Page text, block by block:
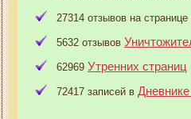
27314 отзывов на странице
5632 отзывов
62969 Утренних страниц
72417 записей в